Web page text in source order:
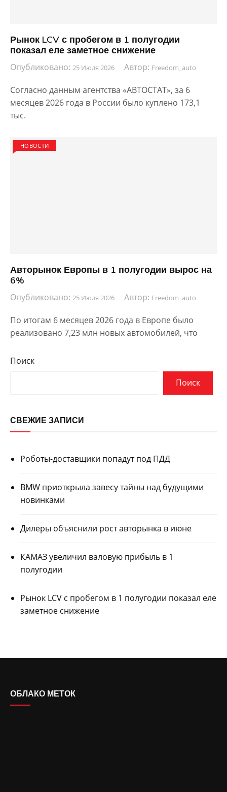
Рынок LCV с пробегом в 1 полугодии
показал еле заметное снижение
Опубликовано: 25 Июля 2026 Автор: Freedom_auto
Согласно данным агентства «АВТОСТАТ», за 6
месяцев 2026 года в России было куплено 173,1
тыс.
НОВОСТИ
Авторынок Европы в 1 полугодии вырос на
6%
Опубликовано: 25 Июля 2026 Автор: Freedom_auto
По итогам 6 месяцев 2026 года в Европе было
реализовано 7,23 млн новых автомобилей, что
Поиск
Поиск
СВЕЖИЕ ЗАПИСИ
Роботы-доставщики попадут под ПДД
BMW приоткрыла завесу тайны над будущими
новинками
Дилеры объяснили рост авторынка в июне
КАМАЗ увеличил валовую прибыль в 1
полугодии
Рынок LCV с пробегом в 1 полугодии показал еле
заметное снижение
ОБЛАКО МЕТОК